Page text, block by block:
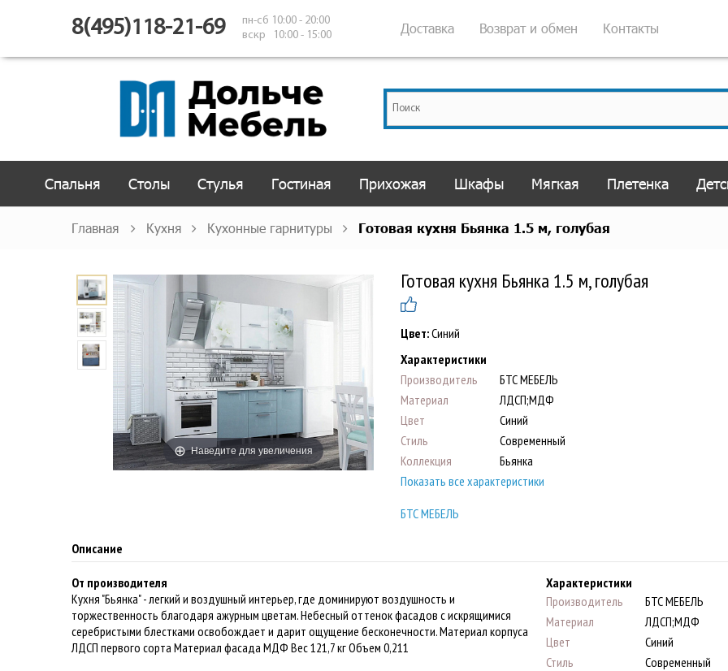
8(495)118-21-69
пн-сб 10:00 - 20:00
вскр 10:00 - 15:00
Доставка Возврат и обмен Контакты
Спальня Столы Стулья Гостиная Прихожая Шкафы Мягкая Плетенка
Главная Кухня Кухонные гарнитуры Готовая кухня Бьянка 1.5 м, голубая
Наведите для увеличения
Готовая кухня Бьянка 1.5 м, голубая
Цвет:Синий
Характеристики
Производитель
БТС МЕБЕЛЬ
Материал
ЛДСП;МДФ
Цвет
Синий
Стиль
Современный
Коллекция
Бьянка
Показать все характеристики
БТС МЕБЕЛЬ
Описание
От производителя
Кухня "Бьянка" - легкий и воздушный интерьер, где доминируют воздушность и
торжественность благодаря ажурным цветам. Небесный оттенок фасадов с искрящимися
серебристыми блестками освобождает и дарит ощущение бесконечности. Материал корпуса
ЛДСП первого сорта Материал фасада МДФ Вес 121,7 кг Объем 0,211
Характеристики
Производитель
БТС МЕБЕЛЬ
Материал
ЛДСП;МДФ
Цвет
Синий
Стиль
Современный